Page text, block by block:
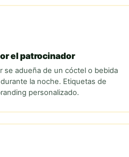
el patrocinador
se adueña de un cóctel o bebida
la noche. Etiquetas de
personalizado.